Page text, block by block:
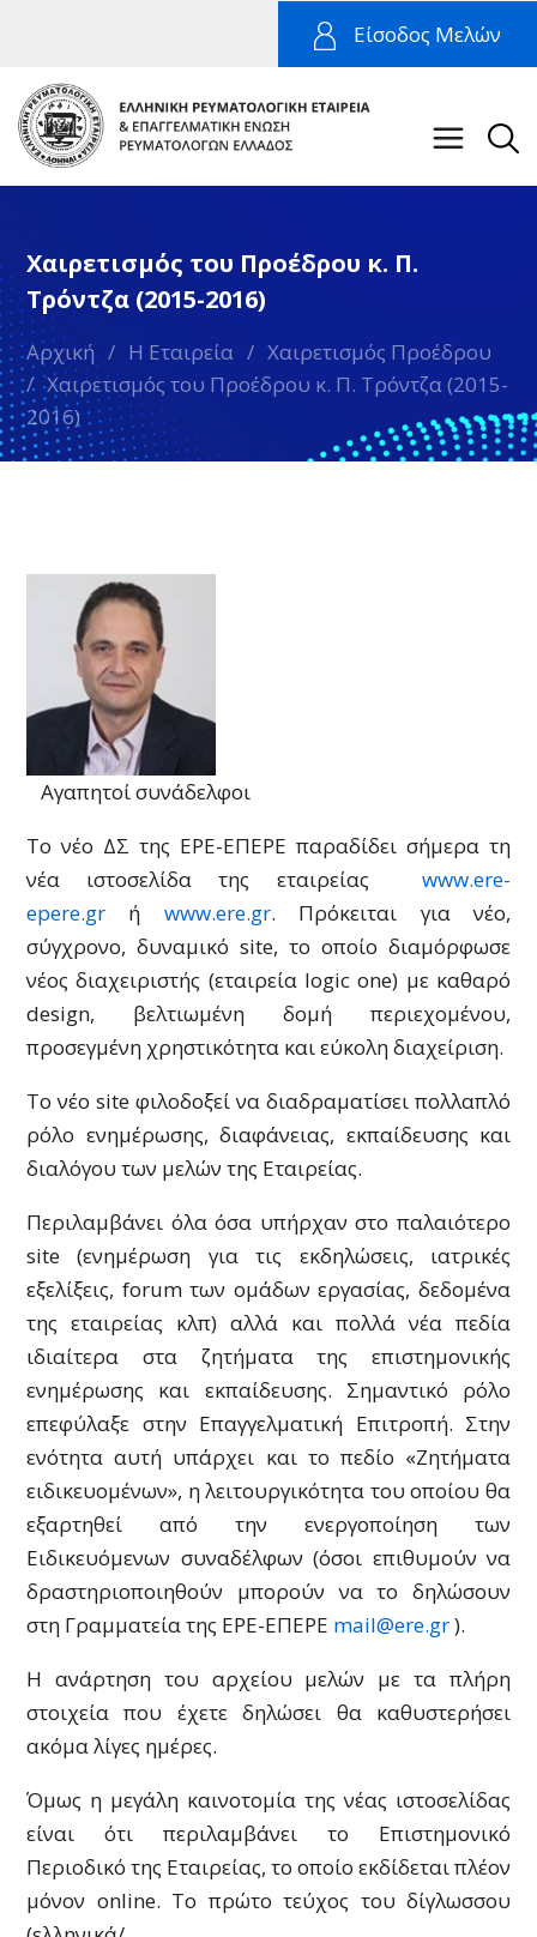
Είσοδος Μελών
Χαιρετισμός του Προέδρου κ. Π.
Τρόντζα (2015-2016)
Αρχική / Η Εταιρεία / Χαιρετισμός Προέδρου
/ Χαιρετισμός του Προέδρου κ. Π. Τρόντζα (2015-
2016)
Αγαπητοί συνάδελφοι
Το νέο ΔΣ της ΕΡΕ-ΕΠΕΡΕ παραδίδει σήμερα τη
νέα ιστοσελίδα της εταιρείας www.ere-
epere.gr ή www.ere.gr. Πρόκειται για νέο,
σύγχρονο, δυναμικό site, το οποίο διαμόρφωσε
νέος διαχειριστής (εταιρεία logic one) με καθαρό
design, βελτιωμένη δομή περιεχομένου,
προσεγμένη χρηστικότητα και εύκολη διαχείριση.
To νέο site φιλοδοξεί να διαδραματίσει πολλαπλό
ρόλο ενημέρωσης, διαφάνειας, εκπαίδευσης και
διαλόγου των μελών της Εταιρείας.
Περιλαμβάνει όλα όσα υπήρχαν στο παλαιότερο
site (ενημέρωση για τις εκδηλώσεις, ιατρικές
εξελίξεις, forum των ομάδων εργασίας, δεδομένα
της εταιρείας κλπ) αλλά και πολλά νέα πεδία
ιδιαίτερα στα ζητήματα της επιστημονικής
ενημέρωσης και εκπαίδευσης. Σημαντικό ρόλο
επεφύλαξε στην Επαγγελματική Επιτροπή. Στην
ενότητα αυτή υπάρχει και το πεδίο «Ζητήματα
ειδικευομένων», η λειτουργικότητα του οποίου θα
εξαρτηθεί από την ενεργοποίηση των
Ειδικευόμενων συναδέλφων (όσοι επιθυμούν να
δραστηριοποιηθούν μπορούν να το δηλώσουν
στη Γραμματεία της ΕΡΕ-ΕΠΕΡΕ mail@ere.gr).
Η ανάρτηση του αρχείου μελών με τα πλήρη
στοιχεία που έχετε δηλώσει θα καθυστερήσει
ακόμα λίγες ημέρες.
Όμως η μεγάλη καινοτομία της νέας ιστοσελίδας
είναι ότι περιλαμβάνει το Επιστημονικό
Περιοδικό της Εταιρείας, το οποίο εκδίδεται πλέον
μόνον online. Το πρώτο τεύχος του δίγλωσσου